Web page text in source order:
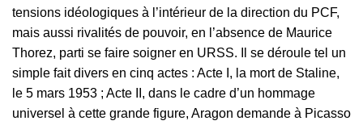
tensions idéologiques à l’intérieur de la direction du PCF,
mais aussi rivalités de pouvoir, en l’absence de Maurice
Thorez, parti se faire soigner en URSS. Il se déroule tel un
simple fait divers en cinq actes : Acte I, la mort de Staline,
le 5 mars 1953 ; Acte II, dans le cadre d’un hommage
universel à cette grande figure, Aragon demande à Picasso